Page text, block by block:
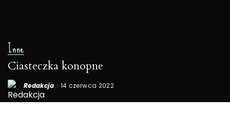
Inne
Ciasteczka konopne
Posted
by
Redakcja 14 czerwca 2022